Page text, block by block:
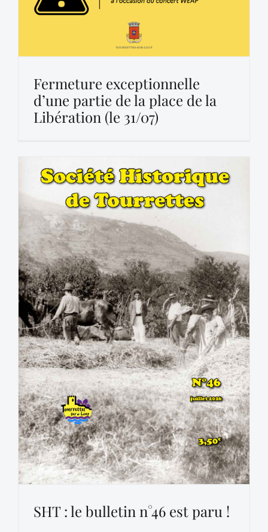
Fermeture exceptionnelle
d’une partie de la place de la
Libération (le 31/07)
SHT : le bulletin n°46 est paru !